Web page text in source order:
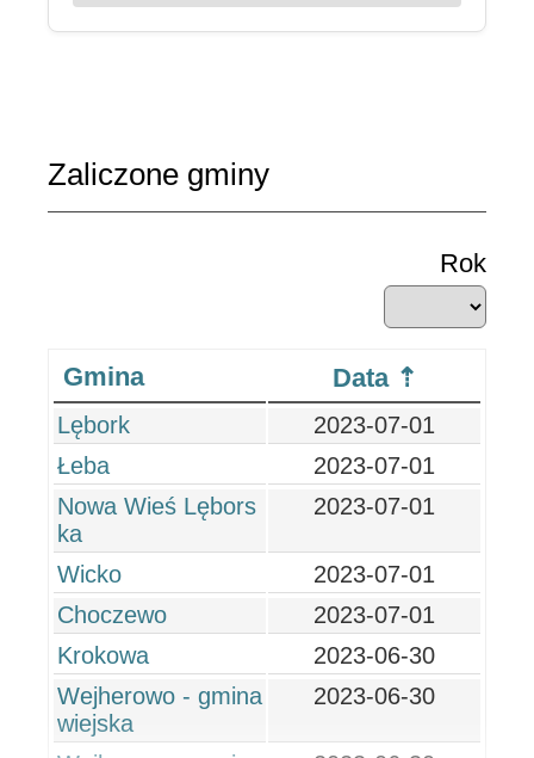
Zaliczone gminy
Rok
Gmina Data
Lębork
2023-07-01
Łeba
2023-07-01
Nowa Wieś Lębors
ka
2023-07-01
Wicko
2023-07-01
Choczewo
2023-07-01
Krokowa
2023-06-30
Wejherowo - gmina
wiejska
2023-06-30